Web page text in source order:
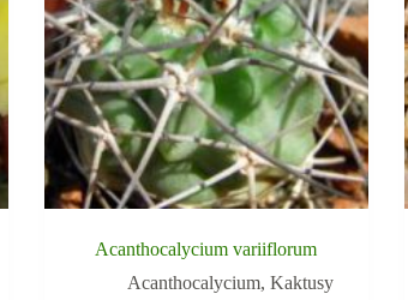
Acanthocalycium variiflorum
Acanthocalycium, Kaktusy